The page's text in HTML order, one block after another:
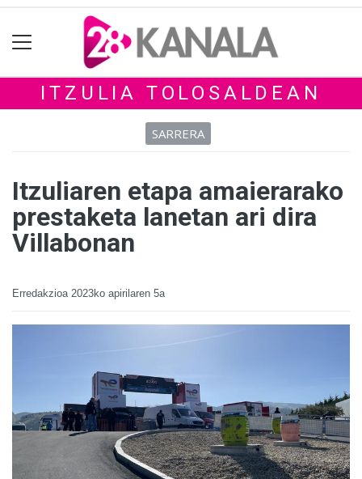
ITZULIA TOLOSALDEAN
SARRERA
Itzuliaren etapa amaierarako
prestaketa lanetan ari dira
Villabonan
Erredakzioa 2023ko apirilaren 5a